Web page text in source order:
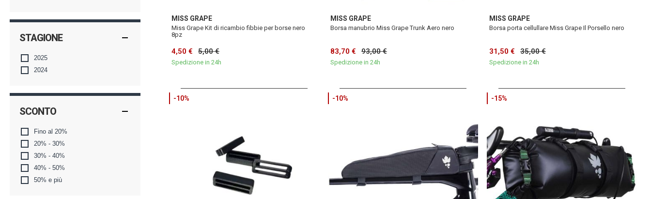
MISS GRAPE
Miss Grape Kit di ricambio fibbie per borse nero
8pz
4,50 € 5,00 €
Spedizione in 24h
MISS GRAPE
Borsa manubrio Miss Grape Trunk Aero nero
83,70 € 93,00 €
Spedizione in 24h
MISS GRAPE
Borsa porta cellullare Miss Grape Il Porsello nero
31,50 € 35,00 €
Spedizione in 24h
-10% -10% -15%
STAGIONE
2025
2024
SCONTO
Fino al 20%
20% - 30%
30% - 40%
40% - 50%
50% e più